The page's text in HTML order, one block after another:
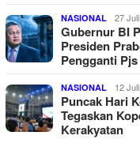
NASIONAL 27
Gubernur BI
Presiden
Pengganti Pjs
NASIONAL 12
Puncak Hari
Tegaskan
Kerakyatan